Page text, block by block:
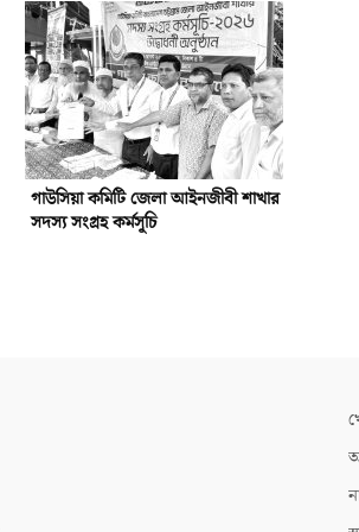
গাউসিয়া কমিটি জেলা আইনজীবী শাখার
সদস্য সংগ্রহ কর্মসূচি